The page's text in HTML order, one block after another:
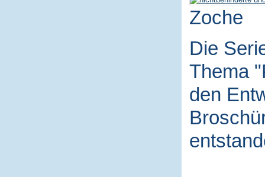
Zoche
Die
Thema
den